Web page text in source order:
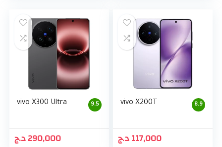
9.5
vivo X300 Ultra
290,000د.ج
8.9
vivo X200T
117,000د.ج